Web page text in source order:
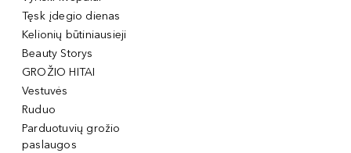
Tęsk įdegio dienas
Kelionių būtiniausieji
Beauty Storys
GROŽIO HITAI
Vestuvės
Ruduo
Parduotuvių grožio
paslaugos